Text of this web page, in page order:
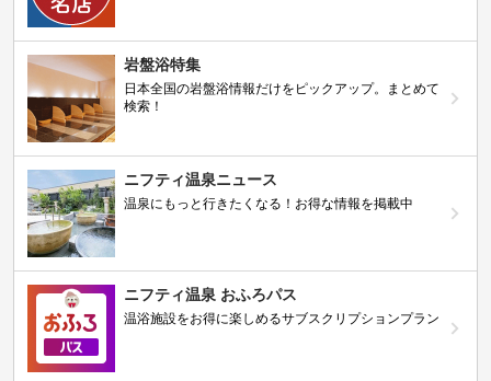
岩盤浴特集
日本全国の岩盤浴情報だけをピックアップ。まとめて
検索！
ニフティ温泉ニュース
温泉にもっと行きたくなる！お得な情報を掲載中
ニフティ温泉 おふろパス
温浴施設をお得に楽しめるサブスクリプションプラン